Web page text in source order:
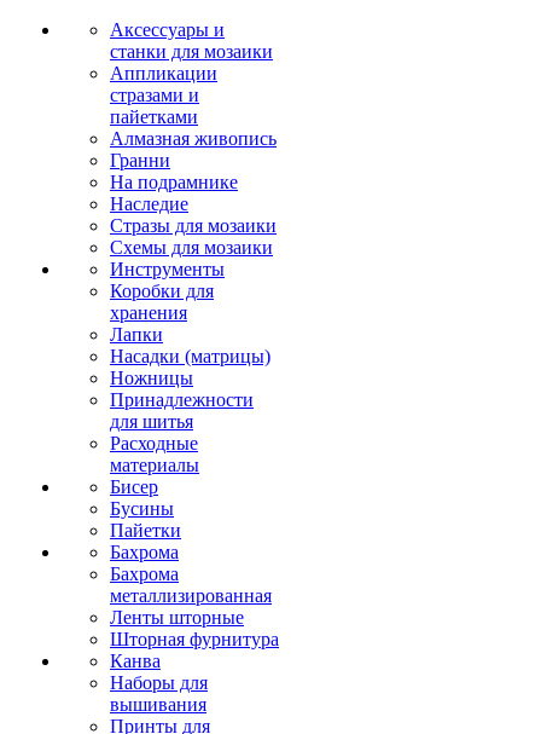
Аксессуары и
станки для мозаики
Аппликации
стразами и
пайетками
Алмазная живопись
Гранни
На подрамнике
Наследие
Стразы для мозаики
Схемы для мозаики
Инструменты
Коробки для
хранения
Лапки
Насадки (матрицы)
Ножницы
Принадлежности
для шитья
Расходные
материалы
Бисер
Бусины
Пайетки
Бахрома
Бахрома
металлизированная
Ленты шторные
Шторная фурнитура
Канва
Наборы для
вышивания
Принты для